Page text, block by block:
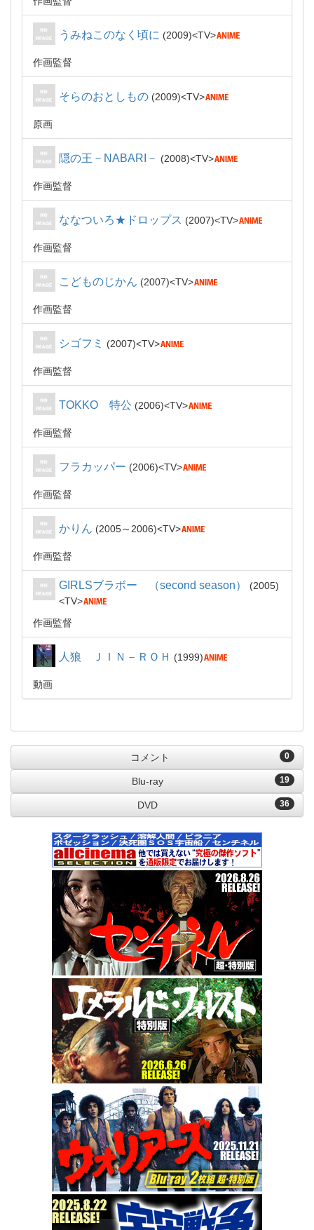
うみねこのなく頃に 2009 TV
作画監督
そらのおとしもの 2009 TV
原画
隠の王－NABARI－ 2008 TV
作画監督
ななついろ★ドロップス 2007 TV
作画監督
こどものじかん 2007 TV
作画監督
シゴフミ 2007 TV
作画監督
TOKKO 特公 2006 TV
作画監督
フラカッパー 2006 TV
作画監督
かりん 2005～2006 TV
作画監督
GIRLSブラボー （second season）
2005
TV
作画監督
人狼 ＪＩＮ－ＲＯＨ 1999
動画
0
コメント
19
Blu-ray
36
DVD